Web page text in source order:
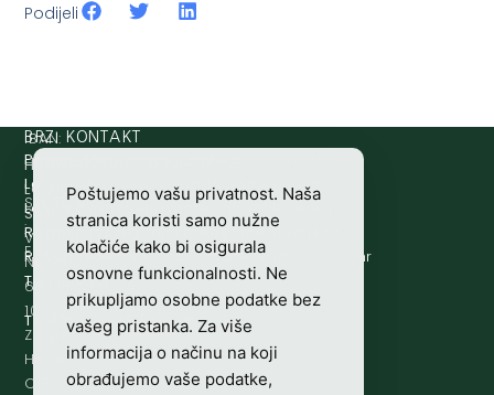
Podijeli
HRVATSKI
LOVAČKI
SAVEZ
Vladimira
Nazora
63
10000
Zagreb,
Hrvatska
OIB-
IBAN:
HR8124020061100501497
SWIFT/BIC
:
ESBCHR22
BRZI KONTAKT
Prijava štete:
Lovne iskaznice:
rh.moc.slh
@acinzaksi
Lovno osposobljavanje:
rh.ude-slh
@ofni
Redakcija/ digitalni mediji:@aidem
Računovodstvo:
rh.moc.slh
@ovtsdovonucar
Tajništvo:
rh.sl
@slh
Telefon: +385 (0)1 48 34 560
Poštujemo vašu privatnost. Naša
stranica koristi samo nužne
kolačiće kako bi osigurala
osnovne funkcionalnosti. Ne
prikupljamo osobne podatke bez
vašeg pristanka. Za više
informacija o načinu na koji
obrađujemo vaše podatke,